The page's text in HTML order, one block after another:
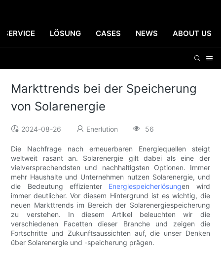
SERVICE LÖSUNG CASES NEWS ABOUT US
Markttrends bei der Speicherung
von Solarenergie
2024-08-26 Enerlution 56
Die Nachfrage nach erneuerbaren Energiequellen steigt
weltweit rasant an. Solarenergie gilt dabei als eine der
vielversprechendsten und nachhaltigsten Optionen. Immer
mehr Haushalte und Unternehmen nutzen Solarenergie, und
die Bedeutung effizienter Energiespeicherlösungen wird
immer deutlicher. Vor diesem Hintergrund ist es wichtig, die
neuen Markttrends im Bereich der Solarenergiespeicherung
zu verstehen. In diesem Artikel beleuchten wir die
verschiedenen Facetten dieser Branche und zeigen die
Fortschritte und Zukunftsaussichten auf, die unser Denken
über Solarenergie und -speicherung prägen.